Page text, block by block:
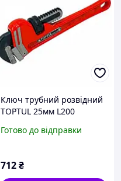
Ключ трубний розвідний
TOPTUL 25мм L200
Готово до відправки
712₴